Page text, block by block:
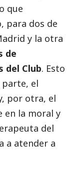
que
para dos de
y la otra
de
del Club. Esto
el
por otra, el
en la moral y
del
a atender a